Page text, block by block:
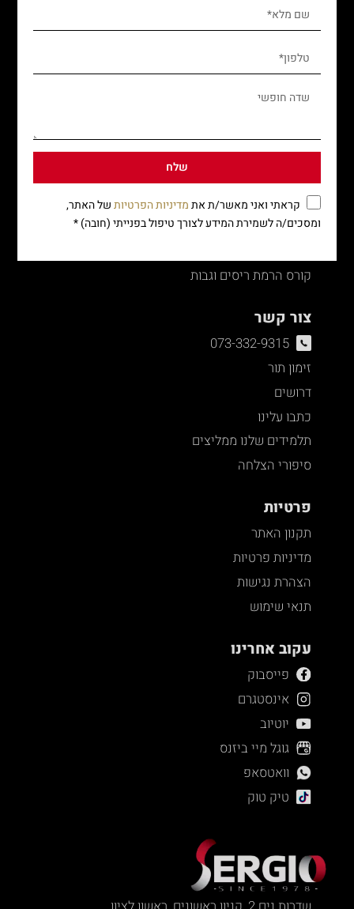
קורס צמות
קורס עולם הכימיה
קורס אומברה ובאליאז'
קורסים במקצועות היופי
קורסים איפור קבוע
קורס בניית ציפורניים ולק ג'ל
קורס לק ג'ל ומניקור
קורס הלחמת ריסים
קורס הרמת ריסים וגבות
צור קשר
073-332-9315
זימון תור
דרושים
כתבו עלינו
תלמידים שלנו ממליצים
סיפורי הצלחה
פרטיות
תקנון האתר
מדיניות פרטיות
הצהרת נגישות
תנאי שימוש
עקוב אחרינו
פייסבוק
אינסטגרם
יוטיוב
גוגל מיי ביזנס
וואטסאפ
טיק טוק
שלח
קראתי ואני מאשר/ת אתמדיניות הפרטיותשל האתר,
ומסכים/ה לשמירת המידע לצורך טיפול בפנייתי (חובה) *